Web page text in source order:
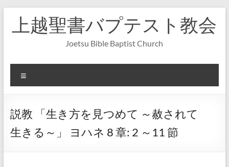
へ
上越聖書バプテスト教会
Joetsu Bible Baptist Church
ニ
ー
説教 「生き方を見つめて ～赦されて
生きる～」 ヨハネ 8 章: 2 ～11 節